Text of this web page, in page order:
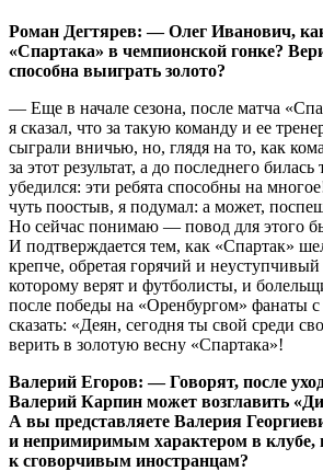
Роман Дегтярев: — Олег Иванович,
«Спартака» в чемпионской гонке?
способна выиграть золото?
— Еще в начале сезона, после матча
я сказал, что за такую команду и ее
сыграли вничью, но, глядя на то, как
за этот результат, а до последнего билась
убедился: эти ребята способны на
чуть поостыв, я подумал: а может,
Но сейчас понимаю — повод для этого
И подтверждается тем, как «Спартак»
крепче, обретая горячий и неуступчивый
которому верят и футболисты, и
после победы на «Оренбургом» фанаты
сказать: «Деян, сегодня ты свой среди
верить в золотую весну «Спартака»!
Валерий Егоров: — Говорят, после
Валерий Карпин может возглавить
А вы представляете Валерия
и непримиримым характером в клубе,
к сговорчивым иностранцам?